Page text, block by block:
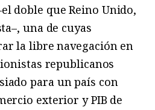
doble que Reino Unido,
una de cuyas
la libre navegación en
republicanos
para un país con
exterior y PIB de